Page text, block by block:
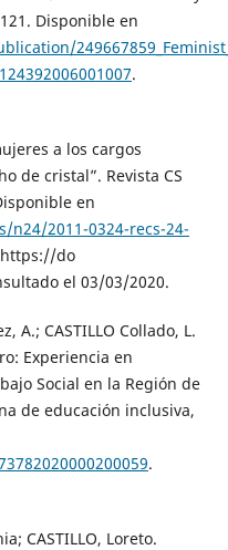
Disponible en
.
a los cargos
de cristal”. Revista CS
en
2011-0324-recs-24-
https://do
el 03/03/2020.
A.; CASTILLO Collado, L.
Experiencia en
Social en la Región de
de educación inclusiva,
.
CASTILLO, Loreto.